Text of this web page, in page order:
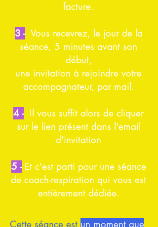
facture.
3 -Vous recevrez, le jour de la
séance, 5 minutes avant son
début,
une invitation à rejoindre votre
accompagnateur, par mail.
4 -Il vous suffit alors de cliquer
sur le lien présent dans l'email
d'invitation
5 -Et c'est parti pour une séance
de coach-respiration qui vous est
entièrement dédiée.
Cette séance est un moment que